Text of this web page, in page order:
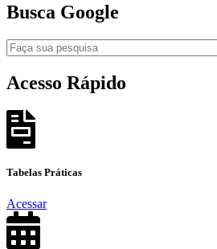
Busca Google
Acesso Rápido
Tabelas Práticas
Acessar